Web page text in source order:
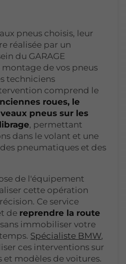
pneus choisis, leur
réalisée par un
du GARAGE
montage de vos pneus
techniciens
comprend le
roues, le
pneus sur les
, permettant
dans le volant et une
pneumatiques et des
de l'équipement
cette opération
Ce service
de reprendre la route
sans immobiliser votre
Spécialiste BMW,
ces interventions sur
et modèles de voitures.